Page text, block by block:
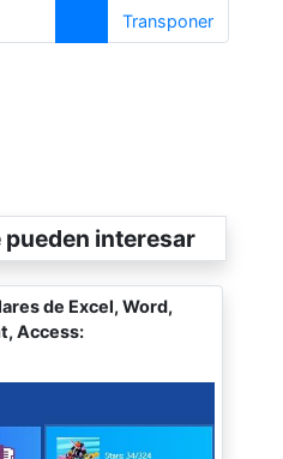
Transponer
interesar
de Excel, Word,
Access: